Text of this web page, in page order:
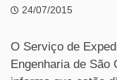
24/07/2015
O Serviço de
Engenharia de São